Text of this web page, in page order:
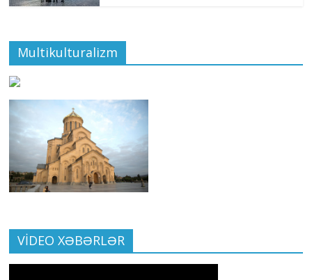
Multikulturalizm
VİDEO XƏBƏRLƏR